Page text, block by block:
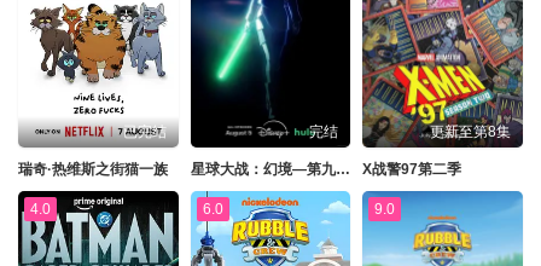
已完结
瑞奇·热维斯之街猫一族
完结
星球大战：幻境—第九个绝地武士
更新至第8集
X战警97第二季
4.0 6.0 9.0